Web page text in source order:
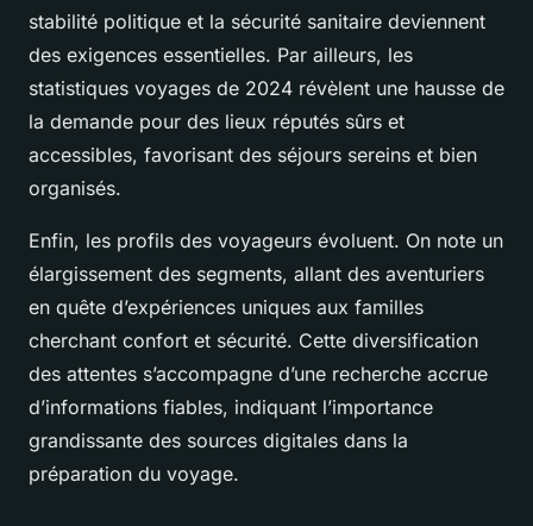
stabilité politique et la sécurité sanitaire deviennent
des exigences essentielles. Par ailleurs, les
statistiques voyages de 2024 révèlent une hausse de
la demande pour des lieux réputés sûrs et
accessibles, favorisant des séjours sereins et bien
organisés.
Enfin, les profils des voyageurs évoluent. On note un
élargissement des segments, allant des aventuriers
en quête d’expériences uniques aux familles
cherchant confort et sécurité. Cette diversification
des attentes s’accompagne d’une recherche accrue
d’informations fiables, indiquant l’importance
grandissante des sources digitales dans la
préparation du voyage.